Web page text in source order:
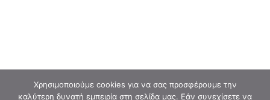
Χρησιμοποιούμε cookies για να σας προσφέρουμε την
καλύτερη δυνατή εμπειρία στη σελίδα μας. Εάν συνεχίσετε να